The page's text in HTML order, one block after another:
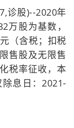
诊股)--2020年
万股为基数，
（含税；扣税
售股及无限售
税率征收，本
息日：2021-